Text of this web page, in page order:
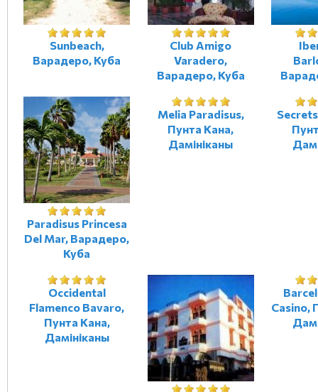
Sunbeach,
Варадеро, Куба
Club Amigo
Varadero,
Варадеро, Куба
Paradisus Princesa
Del Mar, Варадеро,
Куба
Melia Paradisus,
Пунта Кана,
Дамініканы
Occidental
Flamenco Bavaro,
Пунта Кана,
Дамініканы
Casino,